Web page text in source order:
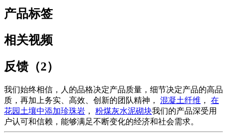
产品标签
相关视频
反馈（2）
我们始终相信，人的品格决定产品质量，细节决定产品的高品
质，再加上务实、高效、创新的团队精神， 混凝土纤维 ， 在
花园土壤中添加珍珠岩 ， 粉煤灰水泥砌块我们的产品深受用
户认可和信赖，能够满足不断变化的经济和社会需求。